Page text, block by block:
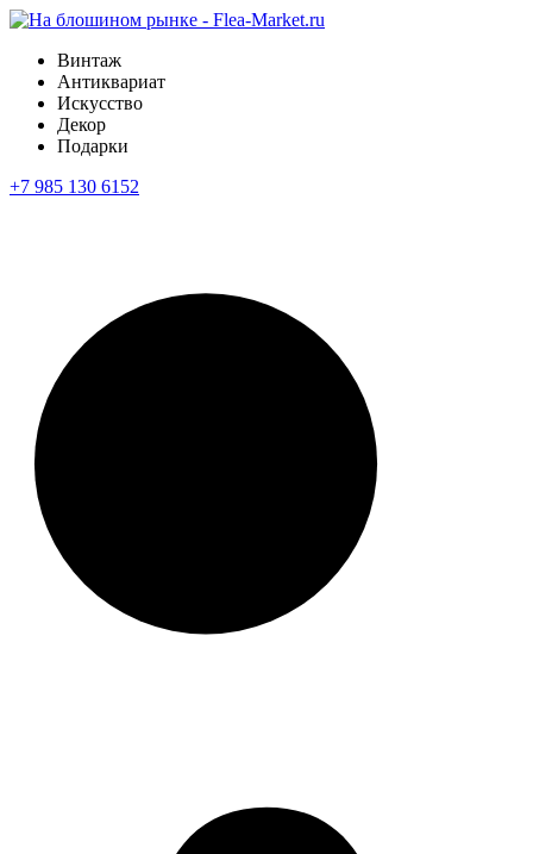
Винтаж
Антиквариат
Искусство
Декор
Подарки
+7 985 130 6152